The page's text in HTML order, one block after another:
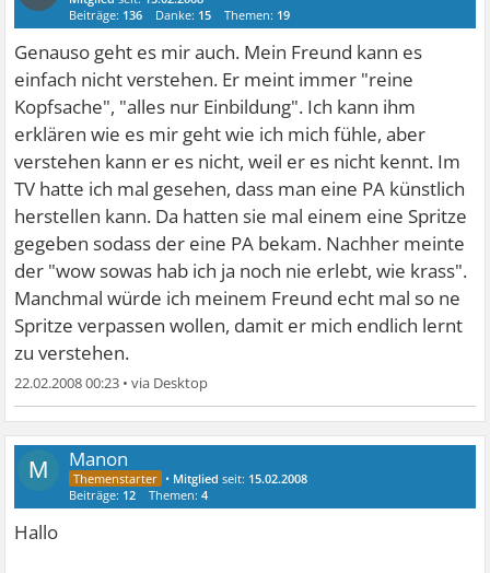
Beiträge: 136 Danke: 15 Themen: 19
Genauso geht es mir auch. Mein Freund kann es
einfach nicht verstehen. Er meint immer "reine
Kopfsache", "alles nur Einbildung". Ich kann ihm
erklären wie es mir geht wie ich mich fühle, aber
verstehen kann er es nicht, weil er es nicht kennt. Im
TV hatte ich mal gesehen, dass man eine PA künstlich
herstellen kann. Da hatten sie mal einem eine Spritze
gegeben sodass der eine PA bekam. Nachher meinte
der "wow sowas hab ich ja noch nie erlebt, wie krass".
Manchmal würde ich meinem Freund echt mal so ne
Spritze verpassen wollen, damit er mich endlich lernt
zu verstehen.
22.02.2008 00:23 •
M Manon
• Mitglied seit: 15.02.2008
Beiträge: 12 Themen:4
Hallo